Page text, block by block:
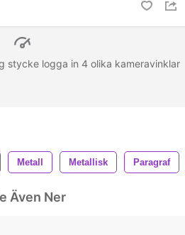
stycke logga in 4 olika kameravinklar
Metall Metallisk Paragraf
Även Ner